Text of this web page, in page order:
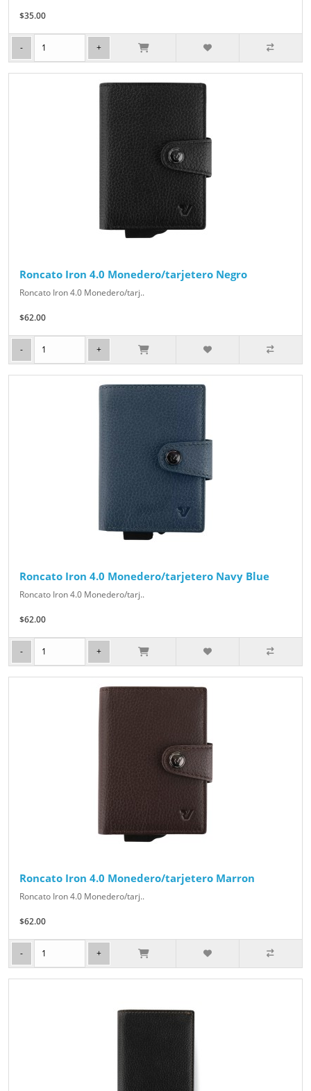
$35.00
Roncato Iron 4.0 Monedero/tarjetero Negro
Roncato Iron 4.0 Monedero/tarj..
$62.00
Roncato Iron 4.0 Monedero/tarjetero Navy Blue
Roncato Iron 4.0 Monedero/tarj..
$62.00
Roncato Iron 4.0 Monedero/tarjetero Marron
Roncato Iron 4.0 Monedero/tarj..
$62.00